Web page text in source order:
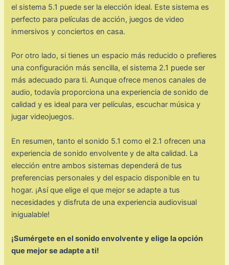
el sistema 5.1 puede ser la elección ideal. Este sistema es
perfecto para películas de acción, juegos de video
inmersivos y conciertos en casa.
Por otro lado, si tienes un espacio más reducido o prefieres
una configuración más sencilla, el sistema 2.1 puede ser
más adecuado para ti. Aunque ofrece menos canales de
audio, todavía proporciona una experiencia de sonido de
calidad y es ideal para ver películas, escuchar música y
jugar videojuegos.
En resumen, tanto el sonido 5.1 como el 2.1 ofrecen una
experiencia de sonido envolvente y de alta calidad. La
elección entre ambos sistemas dependerá de tus
preferencias personales y del espacio disponible en tu
hogar. ¡Así que elige el que mejor se adapte a tus
necesidades y disfruta de una experiencia audiovisual
inigualable!
¡Sumérgete en el sonido envolvente y elige la opción
que mejor se adapte a ti!